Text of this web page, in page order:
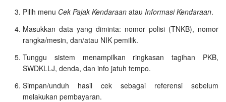
Pilih menu Cek Pajak Kendaraan atau Informasi Kendaraan.
Masukkan data yang diminta: nomor polisi (TNKB), nomor
rangka/mesin, dan/atau NIK pemilik.
Tunggu sistem menampilkan ringkasan tagihan PKB,
SWDKLLJ, denda, dan info jatuh tempo.
Simpan/unduh hasil cek sebagai referensi sebelum
melakukan pembayaran.